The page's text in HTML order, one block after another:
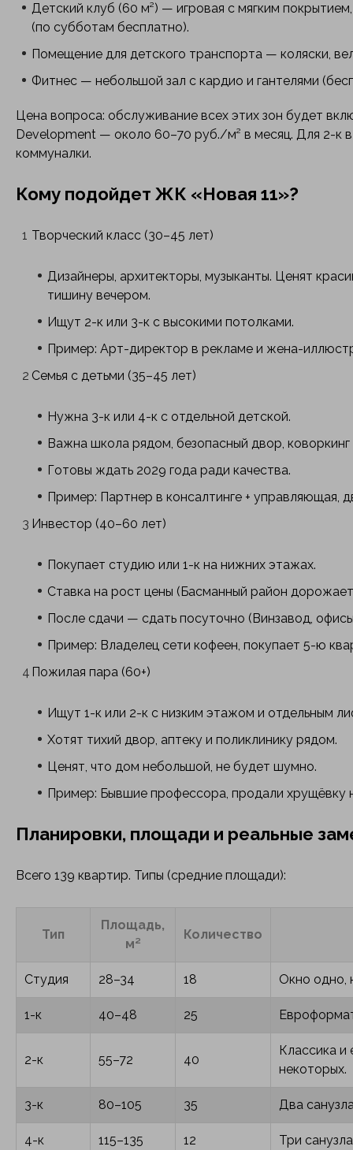
Детский клуб (60 м²) — игровая с мягким
(по субботам бесплатно).
Помещение для детского транспорта — коляски,
Фитнес — небольшой зал с кардио и гантелями
Цена вопроса: обслуживание всех этих зон будет
Development — около 60–70 руб./м² в месяц. Для 2-к
коммуналки.
Кому подойдет ЖК «Новая 11»?
Творческий класс (30–45 лет)
Дизайнеры, архитекторы, музыканты. Ценят
тишину вечером.
Ищут 2-к или 3-к с высокими потолками.
Пример: Арт-директор в рекламе и жена-
Семья с детьми (35–45 лет)
Нужна 3-к или 4-к с отдельной детской.
Важна школа рядом, безопасный двор, коворкинг
Готовы ждать 2029 года ради качества.
Пример: Партнер в консалтинге + управляющая,
Инвестор (40–60 лет)
Покупает студию или 1-к на нижних этажах.
Ставка на рост цены (Басманный район дорожает
После сдачи — сдать посуточно (Винзавод,
Пример: Владелец сети кофеен, покупает 5-ю
Пожилая пара (60+)
Ищут 1-к или 2-к с низким этажом и отдельным
Хотят тихий двор, аптеку и поликлинику рядом.
Ценят, что дом небольшой, не будет шумно.
Пример: Бывшие профессора, продали хрущёвку
Планировки, площади и реальные
Всего 139 квартир. Типы (средние площади):
Тип
Площадь,
м²
Количество
Студия 28–34 18 Окно одно,
1-к 40–48 25
2-к 55–72 40
Классика и
некоторых.
3-к 80–105 35 Два
4-к 115–135 12 Три